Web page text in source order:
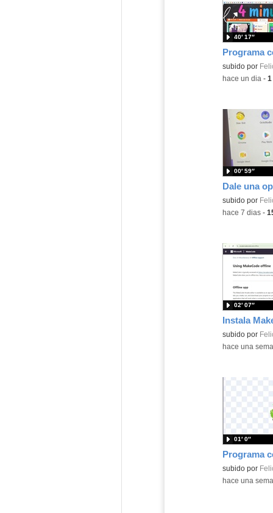
Contenido
subido por
40′ 17″
-hace un dia - 1
Contenido
subido por
00′ 59″
-hace 7 dias-
Contenido
subido por
02′ 07″
-hace una
Contenido
subido por
01′ 0″
-hace una